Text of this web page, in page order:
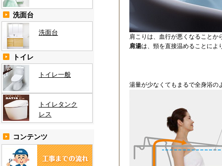
肩こりは、血行が悪くなることか
肩湯は、頸を直接温めることによ
湯量が少なくてもまるで全身浴の
洗面台
洗面台
トイレ
トイレ一般
トイレタンク
レス
コンテンツ